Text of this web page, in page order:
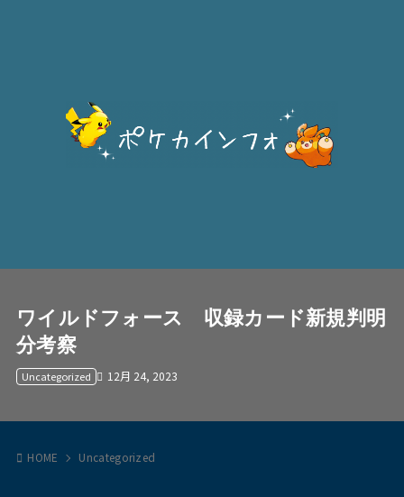
ワイルドフォース 収録カード新規判明
分考察
12月 24, 2023
Uncategorized
HOME Uncategorized